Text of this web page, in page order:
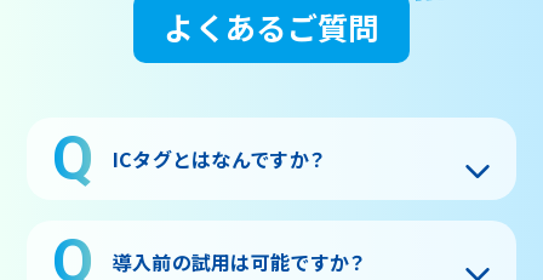
よくあるご質問
ICタグとはなんですか？
導入前の試用は可能ですか？